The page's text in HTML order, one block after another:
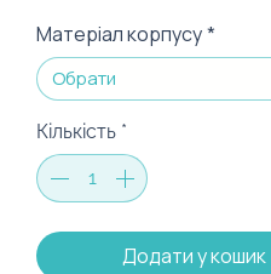
Матеріал корпусу*
Кількість *
Додати у кошик